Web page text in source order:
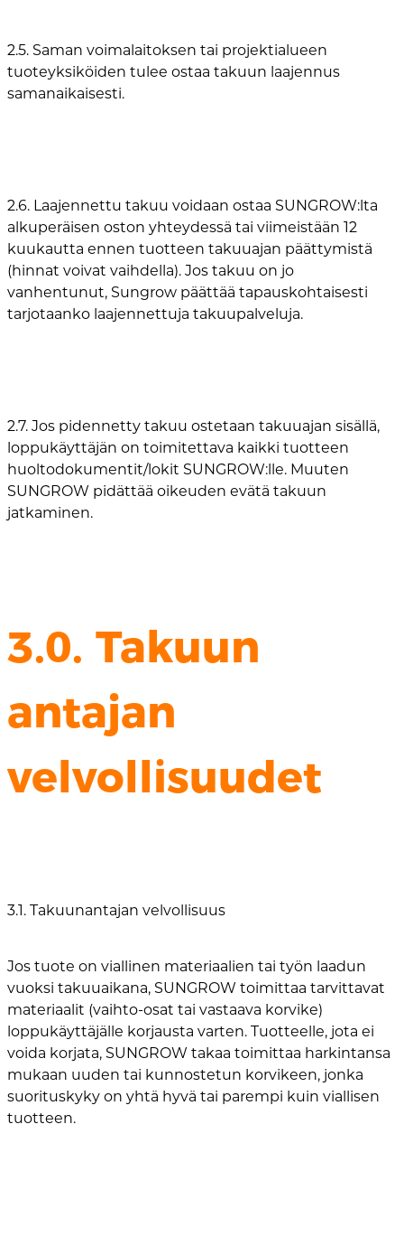
2.5. Saman voimalaitoksen tai projektialueen
tuoteyksiköiden tulee ostaa takuun laajennus
samanaikaisesti.
2.6. Laajennettu takuu voidaan ostaa SUNGROW:lta
alkuperäisen oston yhteydessä tai viimeistään 12
kuukautta ennen tuotteen takuuajan päättymistä
(hinnat voivat vaihdella). Jos takuu on jo
vanhentunut, Sungrow päättää tapauskohtaisesti
tarjotaanko laajennettuja takuupalveluja.
2.7. Jos pidennetty takuu ostetaan takuuajan sisällä,
loppukäyttäjän on toimitettava kaikki tuotteen
huoltodokumentit/lokit SUNGROW:lle. Muuten
SUNGROW pidättää oikeuden evätä takuun
jatkaminen.
3.0. Takuun
antajan
velvollisuudet
3.1. Takuunantajan velvollisuus
Jos tuote on viallinen materiaalien tai työn laadun
vuoksi takuuaikana, SUNGROW toimittaa tarvittavat
materiaalit (vaihto-osat tai vastaava korvike)
loppukäyttäjälle korjausta varten. Tuotteelle, jota ei
voida korjata, SUNGROW takaa toimittaa harkintansa
mukaan uuden tai kunnostetun korvikeen, jonka
suorituskyky on yhtä hyvä tai parempi kuin viallisen
tuotteen.